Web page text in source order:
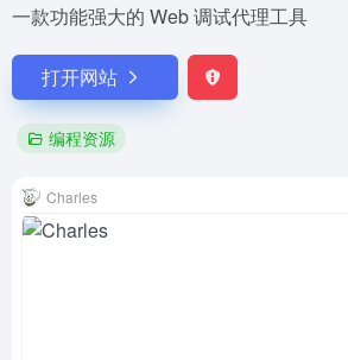
一款功能强大的 Web 调试代理工具
打开网站
编程资源
Charles